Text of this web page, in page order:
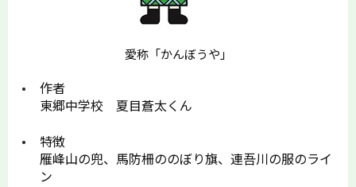
愛称「かんぼうや」
作者
東郷中学校 夏目蒼太くん
特徴
雁峰山の兜、馬防柵ののぼり旗、連吾川の服のライ
ン